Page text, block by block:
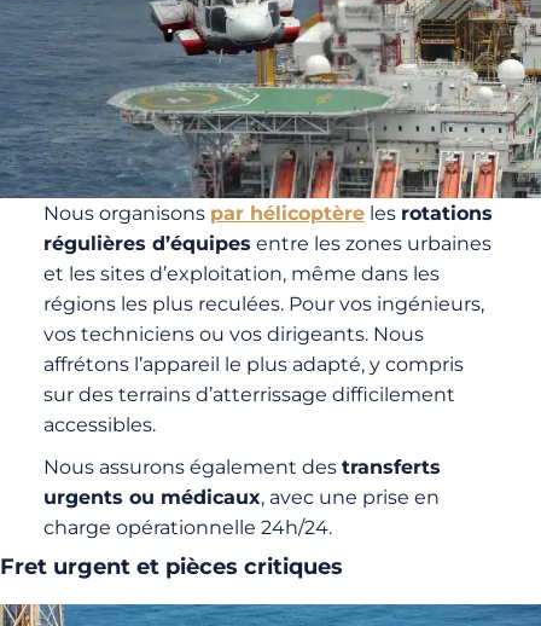
Nous organisons par hélicoptèreles rotations
régulières d’équipes entre les zones urbaines
et les sites d’exploitation, même dans les
régions les plus reculées. Pour vos ingénieurs,
vos techniciens ou vos dirigeants. Nous
affrétons l’appareil le plus adapté, y compris
sur des terrains d’atterrissage difficilement
accessibles.
Nous assurons également des transferts
urgents ou médicaux, avec une prise en
charge opérationnelle 24h/24.
Fret urgent et pièces critiques